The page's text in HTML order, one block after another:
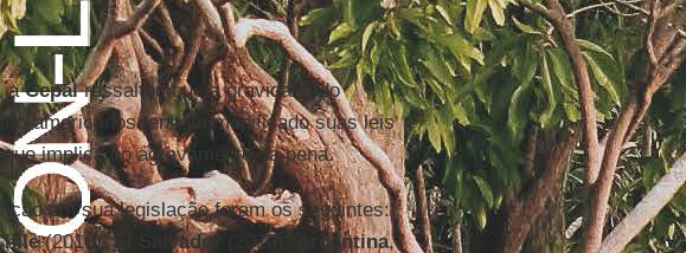
aCepalressaltou que a gravidade do
americanos tenham modificado suas leis
implica no agravamento da pena.
em sua legislação foram os seguintes:
(2010),El Salvador (2010), Argentina,